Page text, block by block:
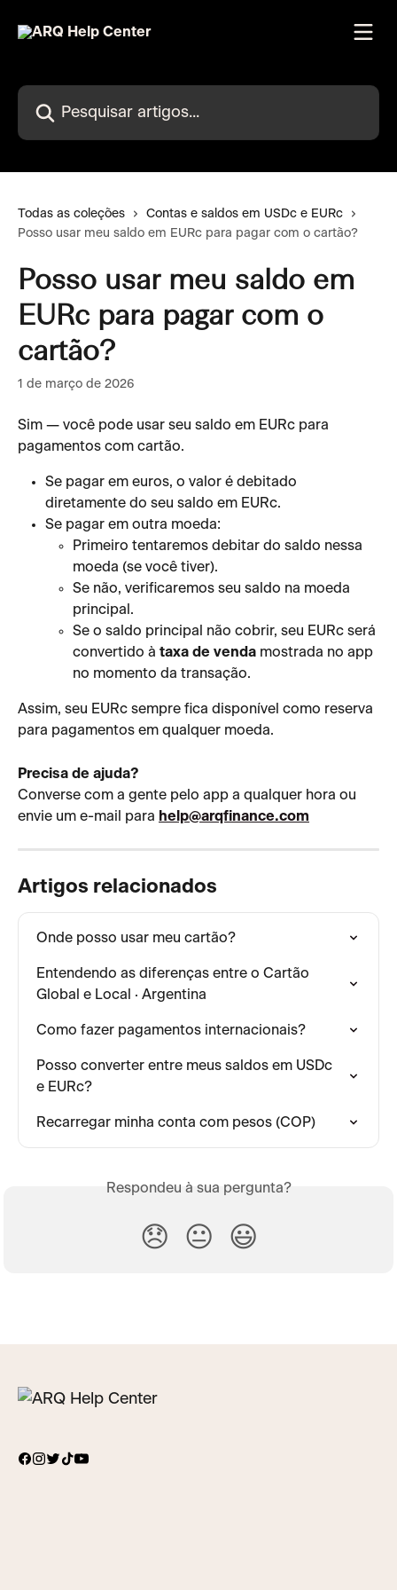
Pesquisar artigos...
Todas as coleções
Contas e saldos em USDc e EURc
Posso usar meu saldo em EURc para pagar com o cartão?
Posso usar meu saldo em
EURc para pagar com o
cartão?
1 de março de 2026
Sim — você pode usar seu saldo em EURc para
pagamentos com cartão.
Se pagar em euros, o valor é debitado
diretamente do seu saldo em EURc.
Se pagar em outra moeda:
Primeiro tentaremos debitar do saldo nessa
moeda (se você tiver).
Se não, verificaremos seu saldo na moeda
principal.
Se o saldo principal não cobrir, seu EURc será
convertido à taxa de venda mostrada no app
no momento da transação.
Assim, seu EURc sempre fica disponível como reserva
para pagamentos em qualquer moeda.
Precisa de ajuda?
Converse com a gente pelo app a qualquer hora ou
envie um e-mail para help@arqfinance.com
Artigos relacionados
Onde posso usar meu cartão?
Entendendo as diferenças entre o Cartão
Global e Local · Argentina
Como fazer pagamentos internacionais?
Posso converter entre meus saldos em USDc
e EURc?
Recarregar minha conta com pesos (COP)
Respondeu à sua pergunta?
😞 😐 😃